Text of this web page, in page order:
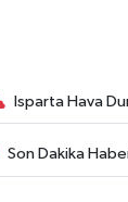
Isparta Hava
Son Dakika